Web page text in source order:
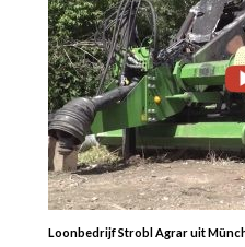
Loonbedrijf Strobl Agrar uit